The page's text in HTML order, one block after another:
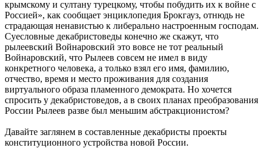
крымскому и султану турецкому, чтобы побудить их к войне с
Россией», как сообщает энциклопедия Брокгауз, отнюдь не
страдающая ненавистью к либерально настроенным господам.
Суесловные декабристоведы конечно же скажут, что
рылеевский Войнаровский это вовсе не тот реальный
Войнаровский, что Рылеев совсем не имел в виду
конкретного человека, а только взял его имя, фамилию,
отчество, время и место проживания для создания
виртуального образа пламенного демократа. Но хочется
спросить у декабристоведов, а в своих планах преобразования
России Рылеев разве был меньшим абстракционистом?
Давайте заглянем в составленные декабристы проекты
конституционного устройства новой России.